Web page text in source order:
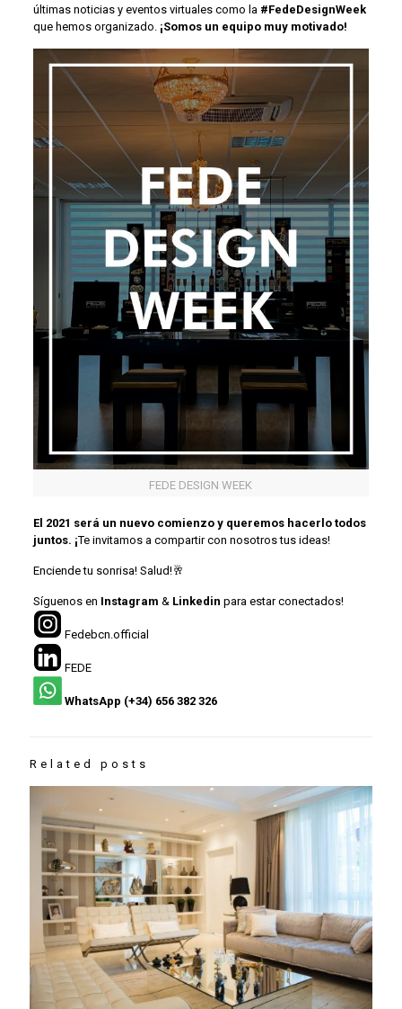
últimas noticias y eventos virtuales como la #FedeDesignWeek
que hemos organizado. ¡Somos un equipo muy motivado!
FEDE DESIGN WEEK
El 2021 será un nuevo comienzo y queremos hacerlo todos
juntos. ¡Te invitamos a compartir con nosotros tus ideas!
Enciende tu sonrisa! Salud!🥂
Síguenos en Instagram & Linkedin para estar conectados!
Fedebcn.official
FEDE
WhatsApp (+34) 656 382 326
Related posts